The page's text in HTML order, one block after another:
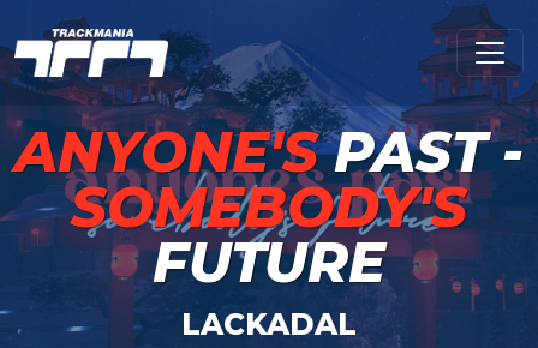
ANYONE'SPAST -
SOMEBODY'S
FUTURE
LACKADAL